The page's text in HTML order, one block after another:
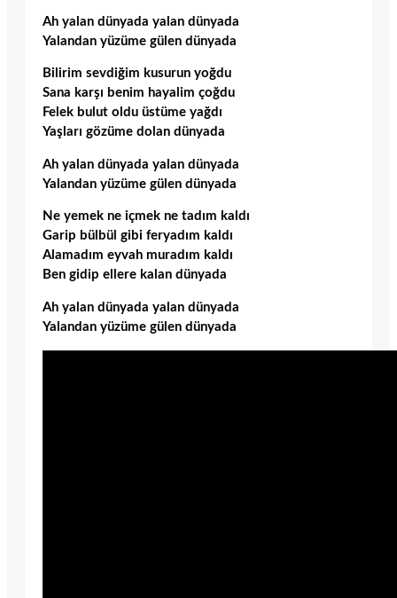
Ah yalan dünyada yalan dünyada
Yalandan yüzüme gülen dünyada
Bilirim sevdiğim kusurun yoğdu
Sana karşı benim hayalim çoğdu
Felek bulut oldu üstüme yağdı
Yaşları gözüme dolan dünyada
Ah yalan dünyada yalan dünyada
Yalandan yüzüme gülen dünyada
Ne yemek ne içmek ne tadım kaldı
Garip bülbül gibi feryadım kaldı
Alamadım eyvah muradım kaldı
Ben gidip ellere kalan dünyada
Ah yalan dünyada yalan dünyada
Yalandan yüzüme gülen dünyada